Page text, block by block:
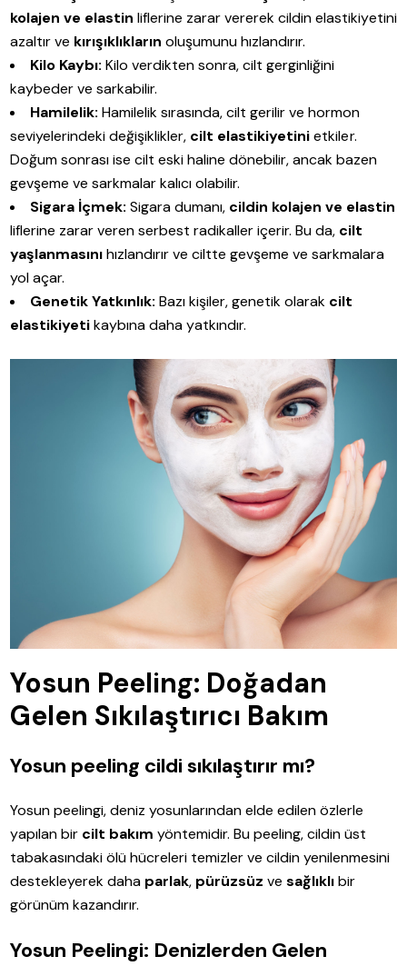
kolajen ve elastin liflerine zarar vererek cildin elastikiyetini
azaltır ve kırışıklıkların oluşumunu hızlandırır.
Kilo Kaybı: Kilo verdikten sonra, cilt gerginliğini
kaybeder ve sarkabilir.
Hamilelik: Hamilelik sırasında, cilt gerilir ve hormon
seviyelerindeki değişiklikler, cilt elastikiyetinietkiler.
Doğum sonrası ise cilt eski haline dönebilir, ancak bazen
gevşeme ve sarkmalar kalıcı olabilir.
Sigara İçmek: Sigara dumanı, cildin kolajen ve elastin
liflerine zarar veren serbest radikaller içerir. Bu da, cilt
yaşlanmasınıhızlandırır ve ciltte gevşeme ve sarkmalara
yol açar.
Genetik Yatkınlık: Bazı kişiler, genetik olarak cilt
elastikiyetikaybına daha yatkındır.
Yosun Peeling: Doğadan
Gelen Sıkılaştırıcı Bakım
Yosun peeling cildi sıkılaştırır mı?
Yosun peelingi, deniz yosunlarından elde edilen özlerle
yapılan bir cilt bakım yöntemidir. Bu peeling, cildin üst
tabakasındaki ölü hücreleri temizler ve cildin yenilenmesini
destekleyerek daha parlak, pürüzsüz vesağlıklıbir
görünüm kazandırır.
Yosun Peelingi: Denizlerden Gelen